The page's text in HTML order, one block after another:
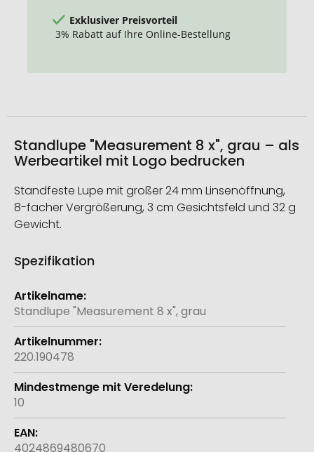
Exklusiver Preisvorteil
3% Rabatt auf Ihre Online-Bestellung
Standlupe "Measurement 8 x", grau – als
Werbeartikel mit Logo bedrucken
Standfeste Lupe mit großer 24 mm Linsenöffnung,
8-facher Vergrößerung, 3 cm Gesichtsfeld und 32 g
Gewicht.
Spezifikation
Weitere
Informationen
Standlupe "Measurement 8 x", grau
220.190478
10
4024869480670